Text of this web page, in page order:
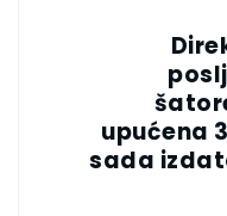
upućena
sada